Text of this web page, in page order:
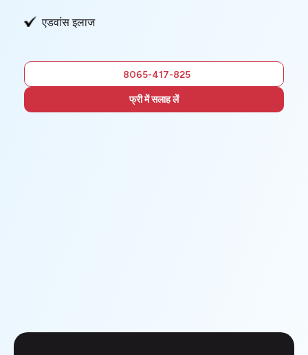
फ्री में
सलाह लें
एडवांस इलाज
8065-417-825
फ्री में सलाह लें